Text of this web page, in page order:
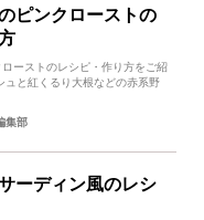
ピンクローストの
ーストのレシピ・作り方をご紹
ュと紅くるり大根などの赤系野
集部
ーディン風のレシ